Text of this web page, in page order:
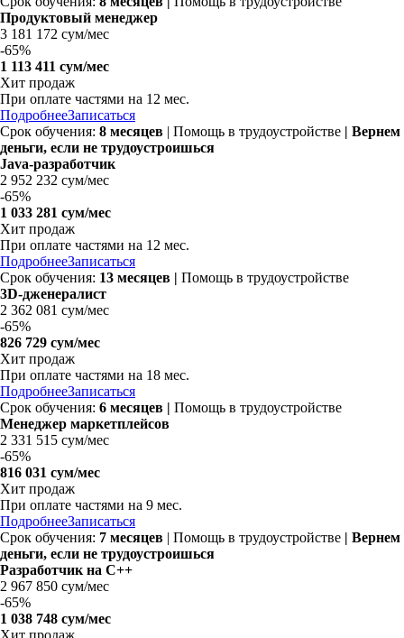
Продуктовый менеджер
3 181 172 сум/мес
-65%
1 113 411 сум/мес
Хит продаж
При оплате частями на 12 мес.
ПодробнееЗаписаться
Срок обучения: 8 месяцев | Помощь в трудоустройстве | Вернем
деньги, если не трудоустроишься
Java-разработчик
2 952 232 сум/мес
-65%
1 033 281 сум/мес
Хит продаж
При оплате частями на 12 мес.
ПодробнееЗаписаться
Срок обучения: 13 месяцев | Помощь в трудоустройстве
3D-дженералист
2 362 081 сум/мес
-65%
826 729 сум/мес
Хит продаж
При оплате частями на 18 мес.
ПодробнееЗаписаться
Срок обучения: 6 месяцев | Помощь в трудоустройстве
Менеджер маркетплейсов
2 331 515 сум/мес
-65%
816 031 сум/мес
Хит продаж
При оплате частями на 9 мес.
ПодробнееЗаписаться
Срок обучения: 7 месяцев | Помощь в трудоустройстве | Вернем
деньги, если не трудоустроишься
Разработчик на C++
2 967 850 сум/мес
-65%
1 038 748 сум/мес
Хит продаж